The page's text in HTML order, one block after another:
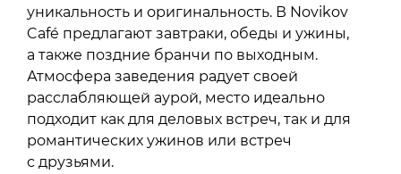
уникальность и оригинальность. В Novikov
Café предлагают завтраки, обеды и ужины,
а также поздние бранчи по выходным.
Атмосфера заведения радует своей
расслабляющей аурой, место идеально
подходит как для деловых встреч, так и для
романтических ужинов или встреч
с друзьями.